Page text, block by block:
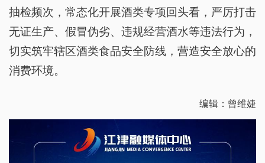
抽检频次，常态化开展酒类专项回头看，严厉打击
无证生产、假冒伪劣、违规经营酒水等违法行为，
切实筑牢辖区酒类食品安全防线，营造安全放心的
消费环境。
编辑：曾维婕